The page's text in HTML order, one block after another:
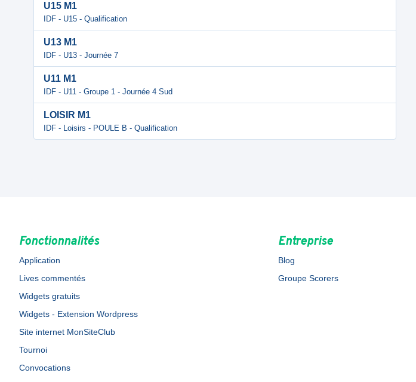
U15 M1
IDF - U15 - Qualification
U13 M1
IDF - U13 - Journée 7
U11 M1
IDF - U11 - Groupe 1 - Journée 4 Sud
LOISIR M1
IDF - Loisirs - POULE B - Qualification
Fonctionnalités
Application
Lives commentés
Widgets gratuits
Widgets - Extension Wordpress
Site internet MonSiteClub
Tournoi
Convocations
Entreprise
Blog
Groupe Scorers